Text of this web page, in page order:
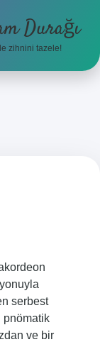
Durağı
zihnini tazele!
serbest
pnömatik
ve bir